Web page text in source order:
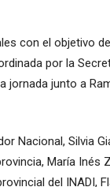
con el objetivo
por la
jornada junto a
Nacional, Silvia
María Inés
del INADI,